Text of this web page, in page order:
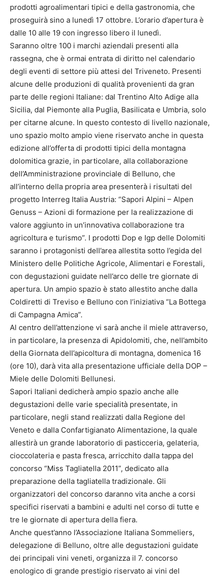
prodotti agroalimentari tipici e della gastronomia, che
proseguirà sino a lunedì 17 ottobre. L’orario d’apertura è
dalle 10 alle 19 con ingresso libero il lunedì.
Saranno oltre 100 i marchi aziendali presenti alla
rassegna, che è ormai entrata di diritto nel calendario
degli eventi di settore più attesi del Triveneto. Presenti
alcune delle produzioni di qualità provenienti da gran
parte delle regioni Italiane: dal Trentino Alto Adige alla
Sicilia, dal Piemonte alla Puglia, Basilicata e Umbria, solo
per citarne alcune. In questo contesto di livello nazionale,
uno spazio molto ampio viene riservato anche in questa
edizione all’offerta di prodotti tipici della montagna
dolomitica grazie, in particolare, alla collaborazione
dell’Amministrazione provinciale di Belluno, che
all’interno della propria area presenterà i risultati del
progetto Interreg Italia Austria: “Sapori Alpini – Alpen
Genuss – Azioni di formazione per la realizzazione di
valore aggiunto in un’innovativa collaborazione tra
agricoltura e turismo”. I prodotti Dop e Igp delle Dolomiti
saranno i protagonisti dell’area allestita sotto l’egida del
Ministero delle Politiche Agricole, Alimentari e Forestali,
con degustazioni guidate nell’arco delle tre giornate di
apertura. Un ampio spazio è stato allestito anche dalla
Coldiretti di Treviso e Belluno con l’iniziativa “La Bottega
di Campagna Amica”.
Al centro dell’attenzione vi sarà anche il miele attraverso,
in particolare, la presenza di Apidolomiti, che, nell’ambito
della Giornata dell’apicoltura di montagna, domenica 16
(ore 10), darà vita alla presentazione ufficiale della DOP –
Miele delle Dolomiti Bellunesi.
Sapori Italiani dedicherà ampio spazio anche alle
degustazioni delle varie specialità presentate, in
particolare, negli stand realizzati dalla Regione del
Veneto e dalla Confartigianato Alimentazione, la quale
allestirà un grande laboratorio di pasticceria, gelateria,
cioccolateria e pasta fresca, arricchito dalla tappa del
concorso “Miss Tagliatella 2011”, dedicato alla
preparazione della tagliatella tradizionale. Gli
organizzatori del concorso daranno vita anche a corsi
specifici riservati a bambini e adulti nel corso di tutte e
tre le giornate di apertura della fiera.
Anche quest’anno l’Associazione Italiana Sommeliers,
delegazione di Belluno, oltre alle degustazioni guidate
dei principali vini veneti, organizza il 7. concorso
enologico di grande prestigio riservato ai vini del